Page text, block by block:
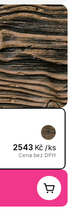
2543 Kč / ks
Cena bez DPH